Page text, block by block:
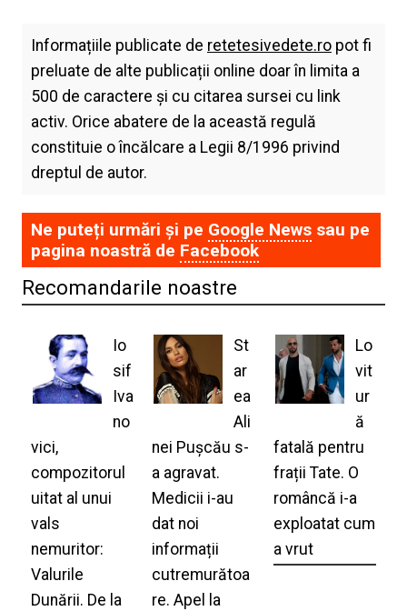
Informațiile publicate de retetesivedete.ropot fi
preluate de alte publicații online doar în limita a
500 de caractere și cu citarea sursei cu link
activ. Orice abatere de la această regulă
constituie o încălcare a Legii 8/1996 privind
dreptul de autor.
Ne puteți urmări și pe Google Newssau pe
pagina noastră de Facebook
Recomandarile noastre
Io
sif
Iva
no
vici,
compozitorul
uitat al unui
vals
nemuritor:
Valurile
Dunării. De la
St
ar
ea
Ali
nei Pușcău s-
a agravat.
Medicii i-au
dat noi
informații
cutremurătoa
re. Apel la
Lo
vit
ur
ă
fatală pentru
frații Tate. O
româncă i-a
exploatat cum
a vrut